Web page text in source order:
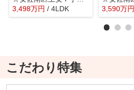
3,498万円 / 4LDK
3,590万円
こだわり特集